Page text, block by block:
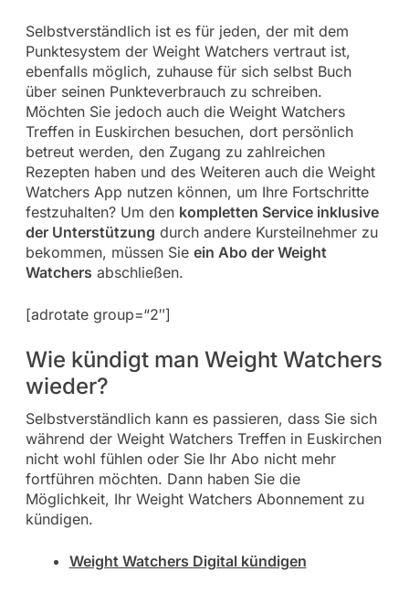
Selbstverständlich ist es für jeden, der mit dem
Punktesystem der Weight Watchers vertraut ist,
ebenfalls möglich, zuhause für sich selbst Buch
über seinen Punkteverbrauch zu schreiben.
Möchten Sie jedoch auch die Weight Watchers
Treffen in Euskirchen besuchen, dort persönlich
betreut werden, den Zugang zu zahlreichen
Rezepten haben und des Weiteren auch die Weight
Watchers App nutzen können, um Ihre Fortschritte
festzuhalten? Um den kompletten Service inklusive
der Unterstützung durch andere Kursteilnehmer zu
bekommen, müssen Sie ein Abo der Weight
Watchers abschließen.
[adrotate group=“2″]
Wie kündigt man Weight Watchers
wieder?
Selbstverständlich kann es passieren, dass Sie sich
während der Weight Watchers Treffen in Euskirchen
nicht wohl fühlen oder Sie Ihr Abo nicht mehr
fortführen möchten. Dann haben Sie die
Möglichkeit, Ihr Weight Watchers Abonnement zu
kündigen.
Weight Watchers Digital kündigen